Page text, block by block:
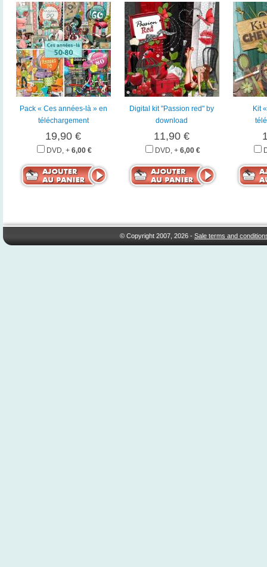
Pack « Ces années-là » en
téléchargement
19,90 €
DVD, + 6,00 €
Digital kit "Passion red" by
download
11,90 €
DVD, + 6,00 €
Kit
© Copyright 2007, 2026 -Sale terms and